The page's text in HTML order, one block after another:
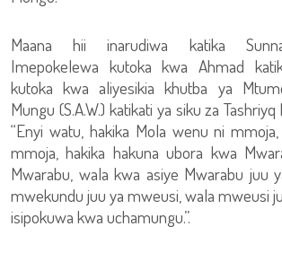
Maana hii inarudiwa katika
Imepokelewa kutoka kwa Ahmad
kutoka kwa aliyesikia khutba ya
Mungu (S.A.W.) katikati ya siku za
“Enyi watu, hakika Mola wenu ni
mmoja, hakika hakuna ubora kwa
Mwarabu, wala kwa asiye Mwarabu juu
mwekundu juu ya mweusi, wala mweusi
isipokuwa kwa uchamungu.”.